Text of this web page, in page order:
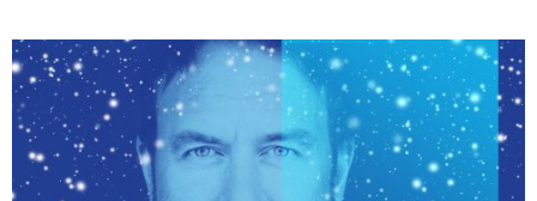
Vánoce v moderním rytmu: Wave, digitální
platformy a obsah pro mladší publikum
Radio Wave přináší výběry nejlepších filmů, knih a hudby
roku, vánoční epizodu série Chudáčci, štědrovečerní